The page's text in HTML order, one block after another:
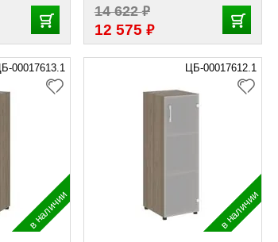
14 622₽
12 575 ₽
00017613.1
в наличии
ЦБ-00017612.1
в наличии